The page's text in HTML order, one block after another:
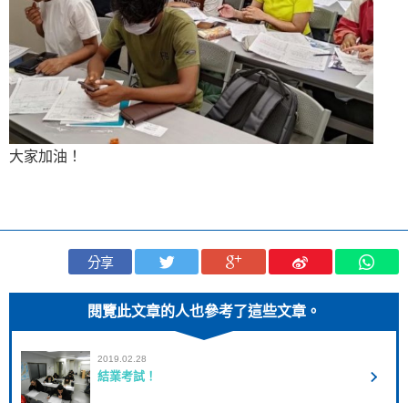
大家加油！
分享
閱覽此文章的人也參考了這些文章。
2019.02.28
結業考試！